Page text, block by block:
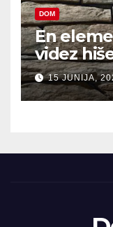
DOM
En
videz
15 JUNIJA,